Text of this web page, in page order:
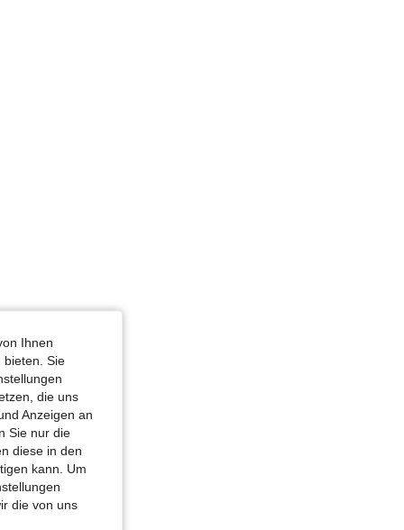
Ihnen
bieten. Sie
die uns
Anzeigen an
Sie nur die
diese in den
kann. Um
die von uns